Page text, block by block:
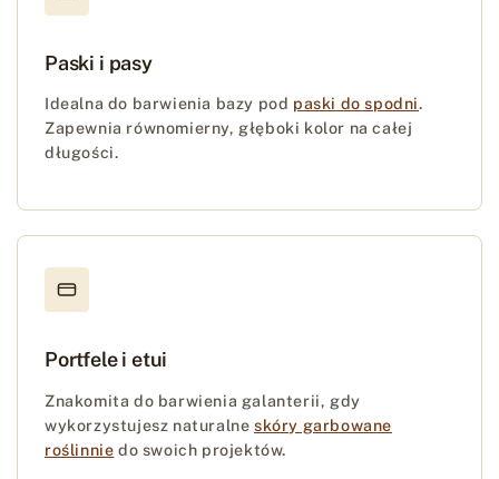
Paski i pasy
Idealna do barwienia bazy pod paski do spodni.
Zapewnia równomierny, głęboki kolor na całej
długości.
Portfele i etui
Znakomita do barwienia galanterii, gdy
wykorzystujesz naturalneskóry garbowane
roślinnie do swoich projektów.